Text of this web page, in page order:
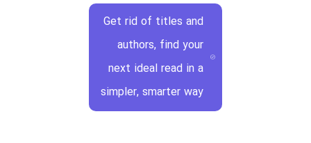
Get rid of titles and
authors, find your
next ideal read in a
simpler, smarter way